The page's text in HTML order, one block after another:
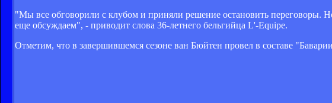
"Мы все обговорили с клубом и приняли решение остановить
еще обсуждаем", - приводит слова 36-летнего бельгийца L'-Equipe.
Отметим, что в завершившемся сезоне ван Бюйтен провел в составе